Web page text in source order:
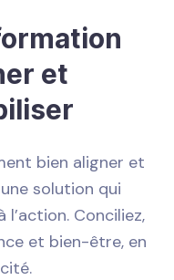
et
bien aligner et
solution qui
Conciliez,
et bien-être, en